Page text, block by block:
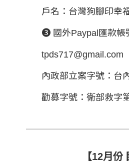
戶名：台灣狗腳印幸
❸ 國外Paypal匯款帳
tpds717@gmail.com
內政部立案字號：台
勸募字號：衛部救字
【12月份